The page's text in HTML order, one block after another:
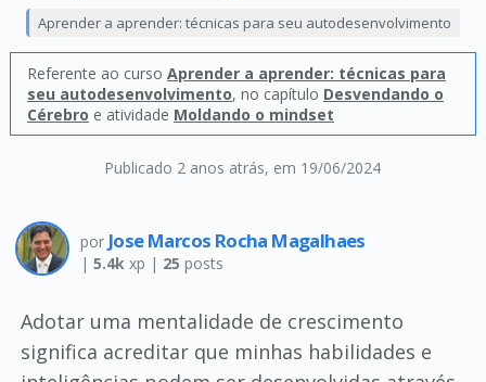
Publicado 2 anos atrás, em 19/06/2024
Aprender a aprender: técnicas para seu autodesenvolvimento
Referente ao curso Aprender a aprender: técnicas para
seu autodesenvolvimento, no capítulo Desvendando o
Cérebro e atividade Moldando o mindset
por Jose Marcos Rocha Magalhaes
| 5.4kxp | 25 posts
Adotar uma mentalidade de crescimento
significa acreditar que minhas habilidades e